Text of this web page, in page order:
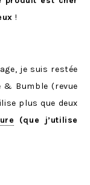
!
je suis restée
& Bumble (revue
plus que deux
(que j’utilise